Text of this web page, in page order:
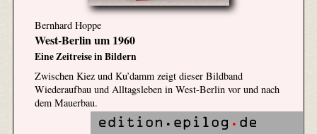
Bernhard Hoppe
West-Berlin um 1960
Eine Zeitreise in Bildern
Zwischen Kiez und Ku’damm zeigt dieser Bildband
Wiederaufbau und Alltagsleben in West-Berlin vor und nach
dem Mauerbau.